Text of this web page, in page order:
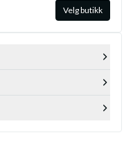
Velg butikk